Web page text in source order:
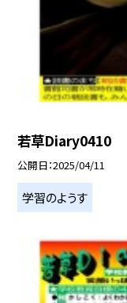
若草Diary0410
公開日 2025/04/11
学習のようす